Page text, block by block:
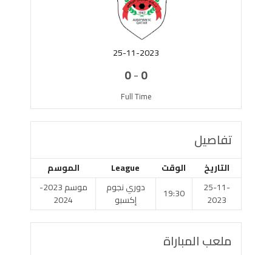
25-11-2023
0
-
0
Full Time
تفاصيل
التاريخ الوقت League
الموسم
25-11-
2023
19:30
دوري نجوم
إكسبو
موسم 2023-
2024
ملعب المباراة